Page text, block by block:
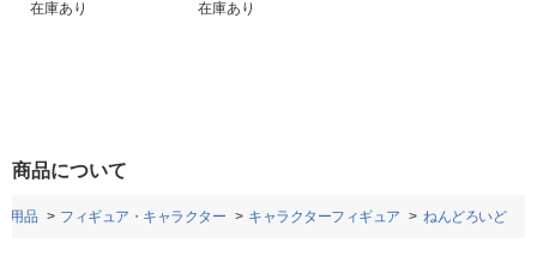
在庫あり
在庫あり
商品について
用品 フィギュア・キャラクター キャラクターフィギュア ねんどろいど